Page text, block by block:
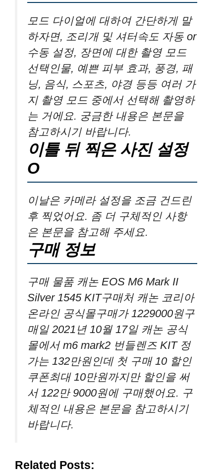
모드 다이얼에 대하여 간단하게 말
하자면, 조리개 및 셔터속도 자동 or
수동 설정, 장면에 대한 촬영 모드
선택인물, 예쁜 피부 효과, 풍경, 패
닝, 음식, 스포츠, 야경 등등 여러 가
지 촬영 모드 중에서 선택해 촬영하
는 거에요. 궁금한 내용은 본문을
참고하시기 바랍니다.
이틀 뒤 찍은 사진 설정
O
이날은 카메라 설정을 조금 건드린
후 찍었어요. 좀 더 구체적인 사항
은 본문을 참고해 주세요.
구매 정보
구매 물품 캐논 EOS M6 Mark II
Silver 1545 KIT구매처 캐논 코리아
온라인 공식몰구매가 1229000원구
매일 2021년 10월 17일 캐논 공식
몰에서 m6 mark2 번들렌즈 KIT 정
가는 132만원인데 첫 구매 10 할인
쿠폰최대 10만원까지만 할인을 써
서 122만 9000원에 구매했어요. 구
체적인 내용은 본문을 참고하시기
바랍니다.
Related Posts: